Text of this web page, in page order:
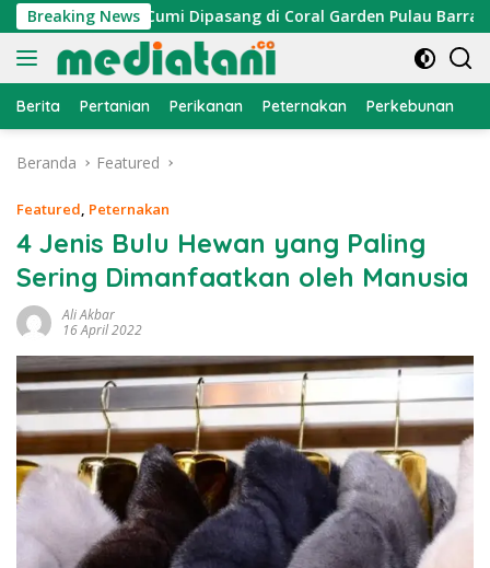
Langsung
ke
konten
Breaking News
Cumi Dipasang di Coral Garden Pulau Barrang Caddi
Berita Pertanian Perikanan Peternakan Perkebunan
Beranda Featured
Featured, Peternakan
4 Jenis Bulu Hewan yang Paling
Sering Dimanfaatkan oleh Manusia
Ali Akbar
16 April 2022